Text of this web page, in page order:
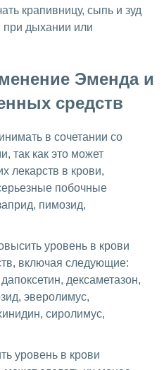
крапивницу, сыпь и зуд
при дыхании или
Эменда и
средств
в сочетании со
так как это может
лекарств в крови,
побочные
пимозид,
уровень в крови
включая следующие:
дексаметазон,
эверолимус,
сиролимус,
уровень в крови